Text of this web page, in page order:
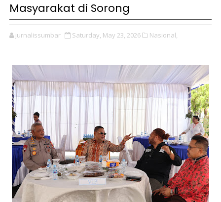
Masyarakat di Sorong
jurnalissumbar Saturday, May 23, 2026 Nasional,